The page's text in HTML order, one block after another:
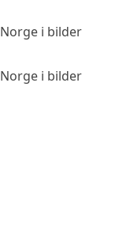
Norge i bilder
Norge i bilder